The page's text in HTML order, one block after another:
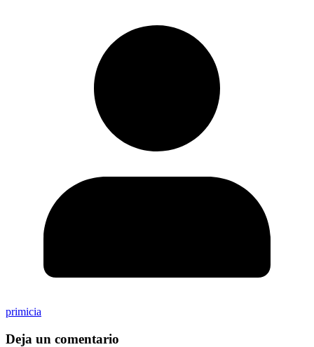
primicia
Deja un comentario